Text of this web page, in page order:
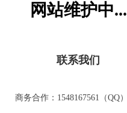
网站维护中...
联系我们
商务合作：1548167561（QQ）